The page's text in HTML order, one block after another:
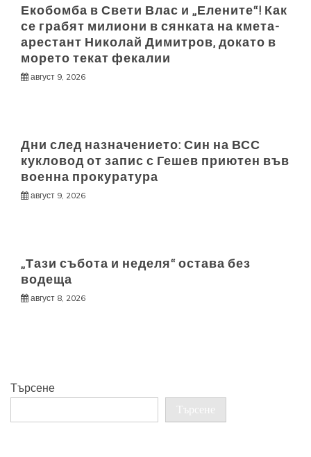
Екобомба в Свети Влас и „Елените“! Как
се грабят милиони в сянката на кмета-
арестант Николай Димитров, докато в
морето текат фекалии
август 9, 2026
Дни след назначението: Син на ВСС
кукловод от запис с Гешев приютен във
военна прокуратура
август 9, 2026
„Тази събота и неделя“ остава без
водеща
август 8, 2026
Търсене
Търсене